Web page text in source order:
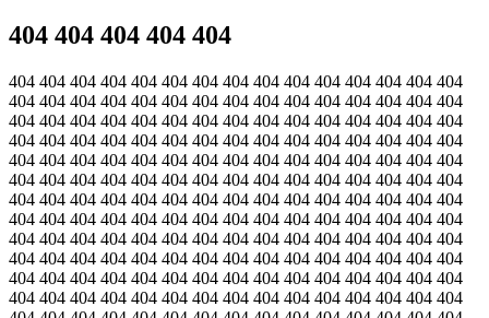
404 404 404 404 404
404 404 404 404 404 404 404 404 404 404 404 404 404 404 404
404 404 404 404 404 404 404 404 404 404 404 404 404 404 404
404 404 404 404 404 404 404 404 404 404 404 404 404 404 404
404 404 404 404 404 404 404 404 404 404 404 404 404 404 404
404 404 404 404 404 404 404 404 404 404 404 404 404 404 404
404 404 404 404 404 404 404 404 404 404 404 404 404 404 404
404 404 404 404 404 404 404 404 404 404 404 404 404 404 404
404 404 404 404 404 404 404 404 404 404 404 404 404 404 404
404 404 404 404 404 404 404 404 404 404 404 404 404 404 404
404 404 404 404 404 404 404 404 404 404 404 404 404 404 404
404 404 404 404 404 404 404 404 404 404 404 404 404 404 404
404 404 404 404 404 404 404 404 404 404 404 404 404 404 404